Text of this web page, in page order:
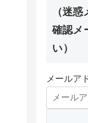
（迷
確認メ
い）
メールア